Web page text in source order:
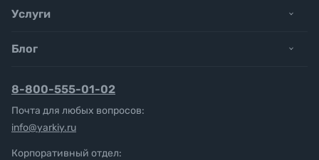
Услуги
Блог
8-800-555-01-02
Почта для любых вопросов:
info@yarkiy.ru
Корпоративный отдел: